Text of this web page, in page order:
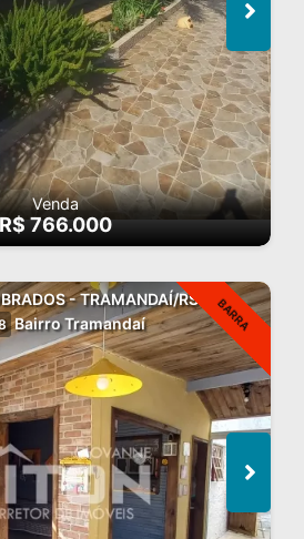
Venda
R$ 766.000
BARRA
- TRAMANDAÍ/RS
Bairro Tramandaí